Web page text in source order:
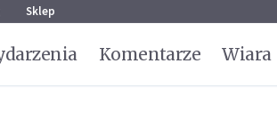
Sklep
Komentarze Wiara